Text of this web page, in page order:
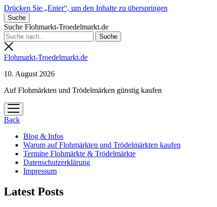
Drücken Sie „Enter“, um den Inhalte zu überspringen
Suche
Suche Flohmarkt-Troedelmarkt.de
Flohmarkt-Troedelmarkt.de
10. August 2026
Auf Flohmärkten und Trödelmärken günstig kaufen
Menü
öffnen
Back
Blog & Infos
Warum auf Flohmärkten und Trödelmärkten kaufen
Termine Flohmärkte & Trödelmärkte
Datenschutzerklärung
Impressum
Latest Posts